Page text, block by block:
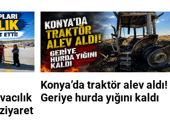
Konya’da traktör alev aldı!
Geriye hurda yığını kaldı